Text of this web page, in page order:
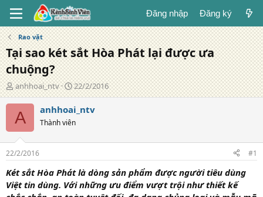
Đăng nhập Đăng ký
Rao vặt
Tại sao két sắt Hòa Phát lại được ưa
chuộng?
T
á
c
g
ả
anhhoai_ntv
N
g
à
y
đ
g
22/2/2016
A anhhoai_ntv
Thành viên
22/2/2016 #1
Két sắt Hòa Phát là dòng sản phẩm được người tiêu dùng
Việt tin dùng. Với những ưu điểm vượt trội như thiết kế